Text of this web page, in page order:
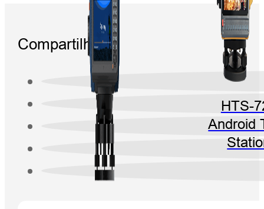
HTS-
Android
Compartilhar: